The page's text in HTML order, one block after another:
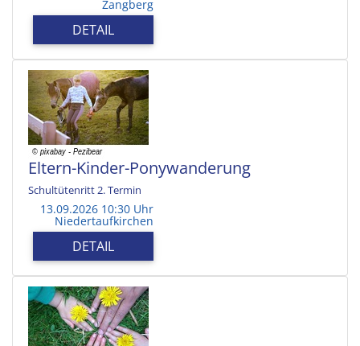
Zangberg
DETAIL
Eltern-Kinder-Ponywanderung
Schultütenritt 2. Termin
13.09.2026 10:30 Uhr
Niedertaufkirchen
DETAIL